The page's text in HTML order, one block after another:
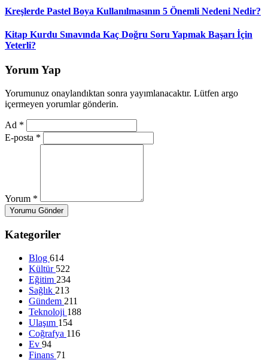
Kreşlerde Pastel Boya Kullanılmasının 5 Önemli Nedeni Nedir?
Kitap Kurdu Sınavında Kaç Doğru Soru Yapmak Başarı İçin
Yeterli?
Yorum Yap
Yorumunuz onaylandıktan sonra yayımlanacaktır. Lütfen argo
içermeyen yorumlar gönderin.
Ad *
E-posta *
Yorum *
Yorumu Gönder
Kategoriler
Blog 614
Kültür 522
Eğitim 234
Sağlık 213
Gündem 211
Teknoloji 188
Ulaşım 154
Coğrafya 116
Ev 94
Finans 71